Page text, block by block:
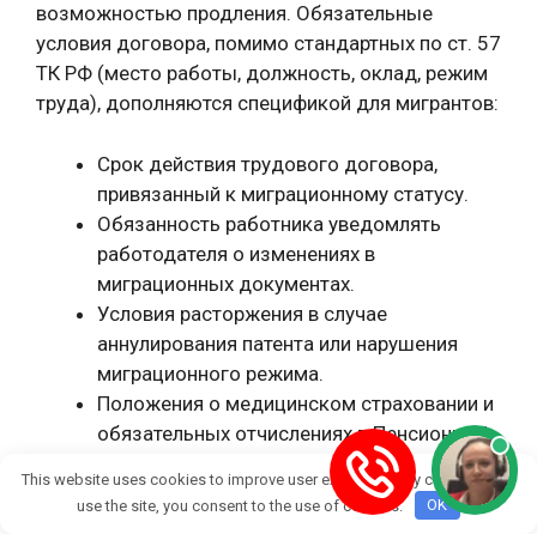
возможностью продления. Обязательные
условия договора, помимо стандартных по ст. 57
ТК РФ (место работы, должность, оклад, режим
труда), дополняются спецификой для мигрантов:
Срок действия трудового договора,
привязанный к миграционному статусу.
Обязанность работника уведомлять
работодателя о изменениях в
миграционных документах.
Условия расторжения в случае
аннулирования патента или нарушения
миграционного режима.
Положения о медицинском страховании и
обязательных отчислениях в Пенсионный
фонд (даже для патентников).
Подписание происходит лично при предъявлении
This website uses cookies to improve user experience. By continuing to
use the site, you consent to the use of cookies.
OK